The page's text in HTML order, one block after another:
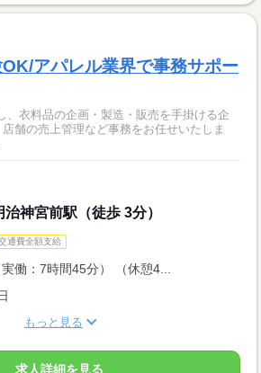
アパレル業界で事務サポー
、衣料品の企画・製造・販売を手掛ける企
舗の売上管理など事務をお任せいたしま
神宮前駅（徒歩 3分）
通費全額支給
働：7時間45分） （休憩4...
もっと見る
求人詳細を見る